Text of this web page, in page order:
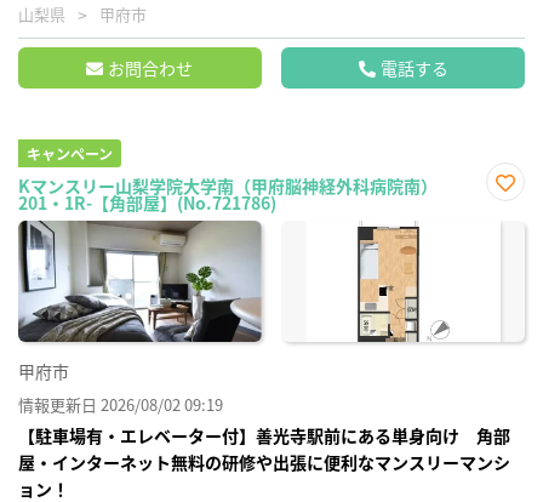
山梨県 甲府市
お問合わせ 電話する
キャンペーン
Kマンスリー山梨学院大学南（甲府脳神経外科病院南）
201・1R-【角部屋】(No.721786)
に入
甲府市
情報更新日 2026/08/02 09:19
【駐車場有・エレベーター付】善光寺駅前にある単身向け 角部
屋・インターネット無料の研修や出張に便利なマンスリーマンシ
ョン！